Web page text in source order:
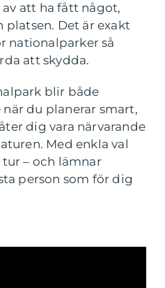
att ha fått något,
Det är exakt
nationalparker så
att skydda.
blir både
du planerar smart,
dig vara närvarande
Med enkla val
– och lämnar
person som för dig